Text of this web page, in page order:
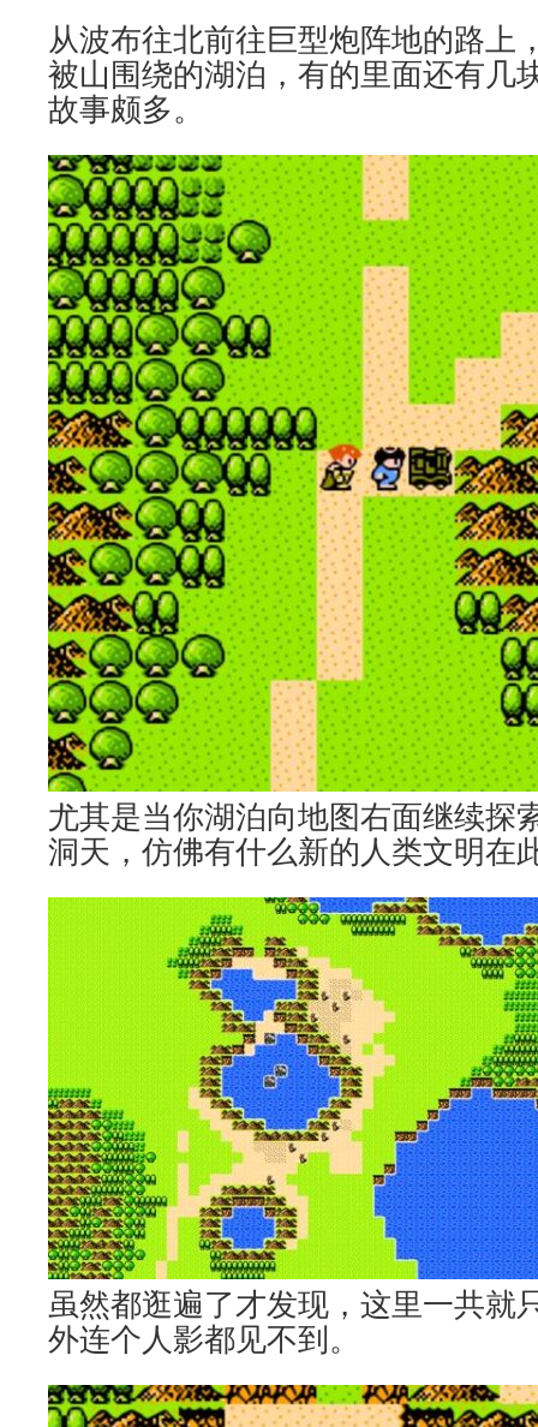
从波布往北前往巨型炮阵地的路上
被山围绕的湖泊，有的里面还有几
故事颇多。
尤其是当你湖泊向地图右面继续探
洞天，仿佛有什么新的人类文明在
虽然都逛遍了才发现，这里一共就
外连个人影都见不到。